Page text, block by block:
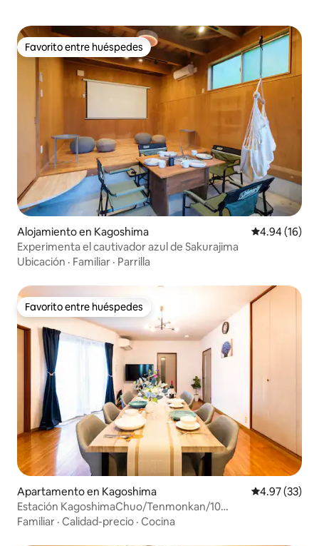
Favorito entre huéspedes
Favorito entre huéspedes
Alojamiento en Kagoshima Calificación
4.94 (16)
Experimenta el cautivador azul de Sakurajima
Ubicación · Familiar · Parrilla
Favorito entre huéspedes
Favorito entre huéspedes
Apartamento en Kagoshima Calificación
4.97 (33)
Estación KagoshimaChuo/Tenmonkan/10
personas/Estacionamiento
Familiar · Calidad-precio · Cocina